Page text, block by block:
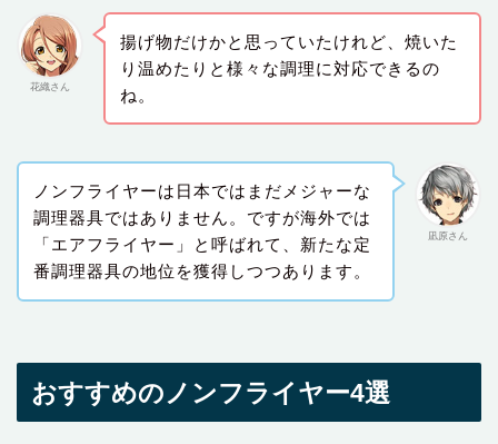
花織さん
揚げ物だけかと思っていたけれど、焼いた
り温めたりと様々な調理に対応できるの
ね。
凪原さん
ノンフライヤーは日本ではまだメジャーな
調理器具ではありません。ですが海外では
「エアフライヤー」と呼ばれて、新たな定
番調理器具の地位を獲得しつつあります。
おすすめのノンフライヤー4選